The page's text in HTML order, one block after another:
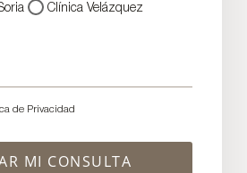
Clínica Velázquez
de Privacidad
MI CONSULTA